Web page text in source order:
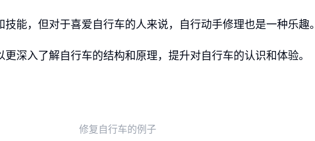
技能，但对于喜爱自行车的人来说，自行动手修理也是一种乐趣。
深入了解自行车的结构和原理，提升对自行车的认识和体验。
修复自行车的例子